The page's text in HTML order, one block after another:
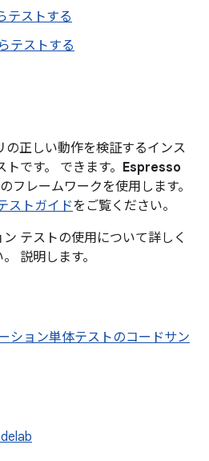
テストする
テストする
の正しい動作を検証するインス
です。 できます。 Espresso
フレームワークを使用します。
ストガイドをご覧ください。
テストの使用について詳しく
説明します。
ション単体テストのコードサン